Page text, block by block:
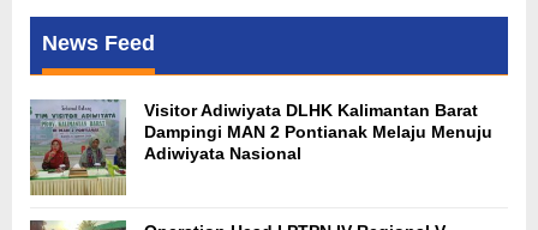
News Feed
Visitor Adiwiyata DLHK Kalimantan Barat
Dampingi MAN 2 Pontianak Melaju Menuju
Adiwiyata Nasional